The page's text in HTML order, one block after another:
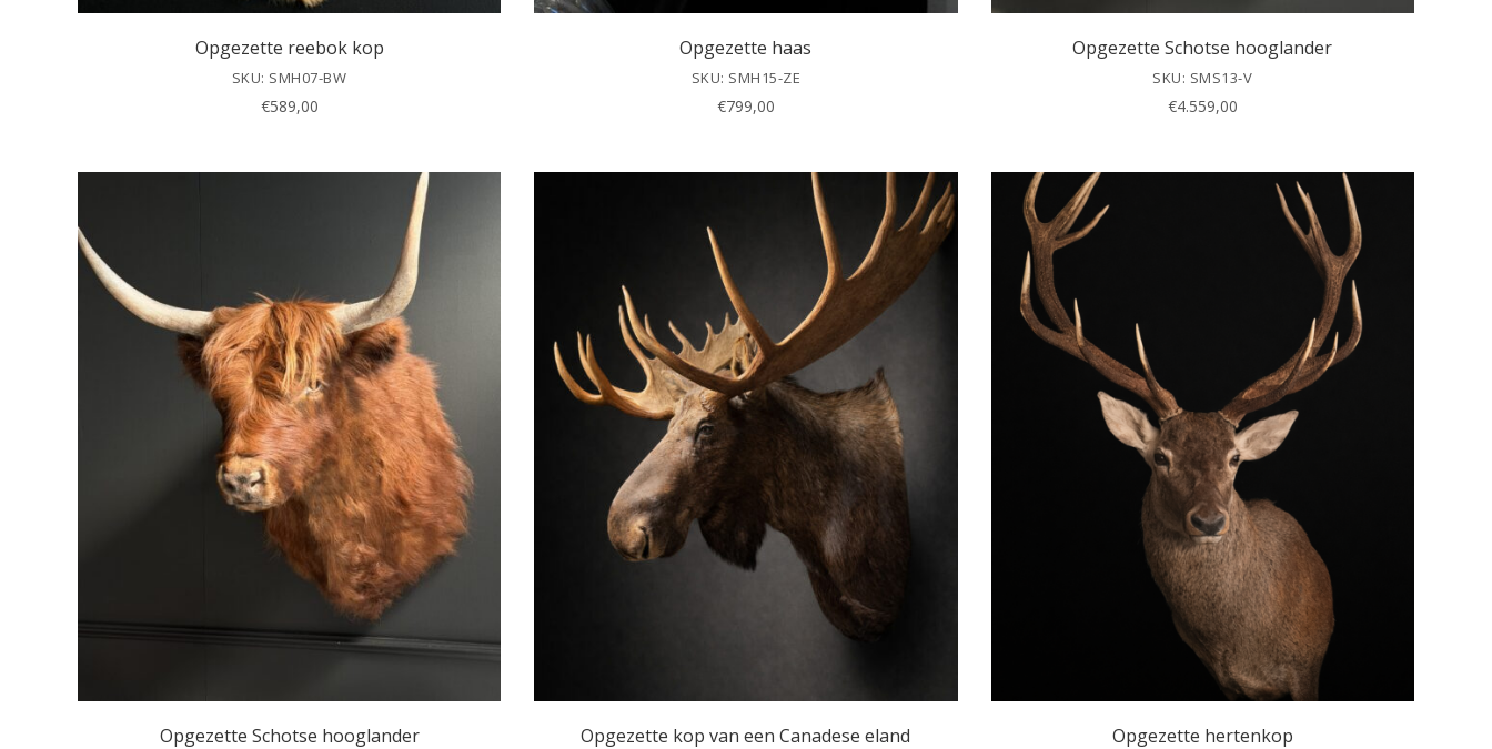
Opgezette reebok kop
SKU: SMH07-BW
€589,00
Opgezette haas
SKU: SMH15-ZE
€799,00
Opgezette Schotse hooglander
SKU: SMS13-V
€4.559,00
Opgezette Schotse hooglander Opgezette kop van een Canadese eland Opgezette hertenkop